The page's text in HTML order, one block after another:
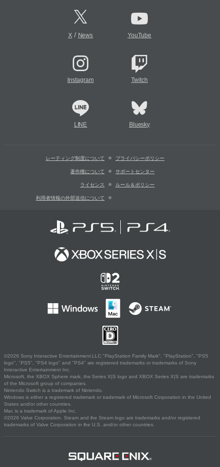
X/ News YouTube
Instagram Twitch
LINE Bluesky
レーティング制度について プライバシーポリシー
著作権について サポートセンター
ライセンス ルール＆ポリシー
利用者情報の外部送信について
©2026 Sony Interactive Entertainment LLC."PlayStation Family Mark", "PlayStation", "PS5
logo", "PS5", "PS4 logo" and "PS4" are registered trademarks or trademarks of Sony
Interactive Entertainment Inc.
Microsoft, the XBOX Sphere mark, the Series X|S logo and XBOX Series X|S are trademarks
of the Microsoft group of companies.
Nintendo Switch is a trademark of Nintendo.
Windows is either a registered trademark or trademark of Microsoft Corporation in the United
States and/or other countries.
Mac is a trademark of Apple Inc.
©2026 Valve Corporation. Steam and the Steam logo are trademarks and/or registered
trademarks of Valve Corporation in the U.S. and/or other countries.